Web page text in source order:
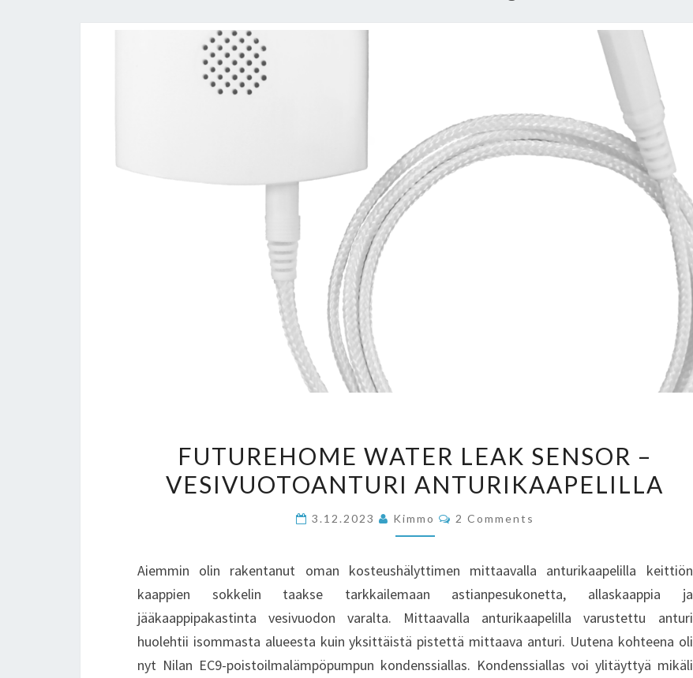
WATER
LEAK
–
ANTURIKAAPELILLA
FUTUREHOME WATER LEAK SENSOR –
VESIVUOTOANTURI ANTURIKAAPELILLA
3.12.2023 Kimmo Comments
2 Comments
Aiemmin olin rakentanut oman kosteushälyttimen mittaavalla anturikaapelilla keittiön
kaappien sokkelin taakse tarkkailemaan astianpesukonetta, allaskaappia ja
jääkaappipakastinta vesivuodon varalta. Mittaavalla anturikaapelilla varustettu anturi
huolehtii isommasta alueesta kuin yksittäistä pistettä mittaava anturi. Uutena kohteena oli
nyt Nilan EC9-poistoilmalämpöpumpun kondenssiallas. Kondenssiallas voi ylitäyttyä mikäli